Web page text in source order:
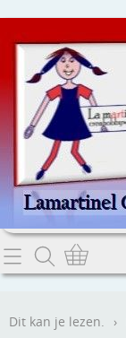
Home
Dit kan je lezen. ›